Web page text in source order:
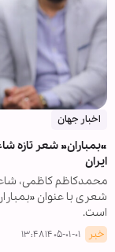
اخبار جهان
«بمباران» شعر تازه
ایران
محمدکاظم کاظمی،
شعری با عنوان
است.
خبر ۱۴۰۵-۰۱-۰۱ ۱۳:۴۸